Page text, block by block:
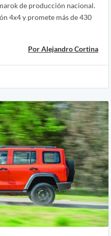
de producción nacional.
4x4 y promete más de 430
Por Alejandro Cortina